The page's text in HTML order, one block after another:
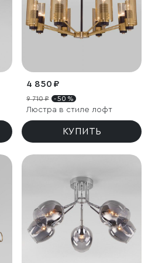
4 850 ₽
9 710 ₽ - 50 %
Люстра в стиле лофт
КУПИТЬ